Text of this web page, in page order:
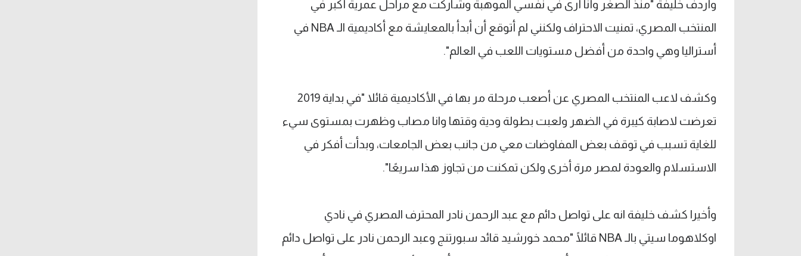
وأردف خليفة "منذ الصغر وأنا أرى في نفسي الموهبة وشاركت مع مراحل عمرية أكبر في
المنتخب المصري، تمنيت الاحتراف ولكنني لم أتوقع أن أبدأ بالمعايشة مع أكاديمية الـ NBA في
أستراليا وهي واحدة من أفضل مستويات اللعب في العالم".
وكشف لاعب المنتخب المصري عن أصعب مرحلة مر بها في الأكاديمية قائلا "في بداية 2019
تعرضت لاصابة كيبرة في الضهر ولعبت بطولة ودية وقتها وانا مصاب وظهرت بمستوى سيء
للغاية تسبب في توقف بعض المفاوضات معي من جانب بعض الجامعات، وبدأت أفكر في
الاستسلام والعودة لمصر مرة أخرى ولكن تمكنت من تجاوز هذا سريعًا".
وأخيرا كشف خليفة انه على تواصل دائم مع عبد الرحمن نادر المحترف المصري في نادي
اوكلاهوما سيتي بالـ NBA قائلًا "محمد خورشيد قائد سبورتنج وعبد الرحمن نادر على تواصل دائم